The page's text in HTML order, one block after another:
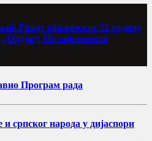
Граду обиљежиле 31 годину
Не заборавити
Програм рада
српског народа у дијаспори